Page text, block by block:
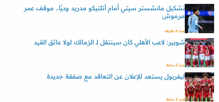
تشكيل مانشستر سيتي أمام أتلتيكو مدريد وديًا.. موقف عمر
مرموش
منذ 6 دقيقه
شوبير: لاعب الأهلي كان سينتقل لـ الزمالك لولا عائق القيد
منذ 2 ساعة
ليفربول يستعد للإعلان عن التعاقد مع صفقة جديدة
منذ 2 ساعة